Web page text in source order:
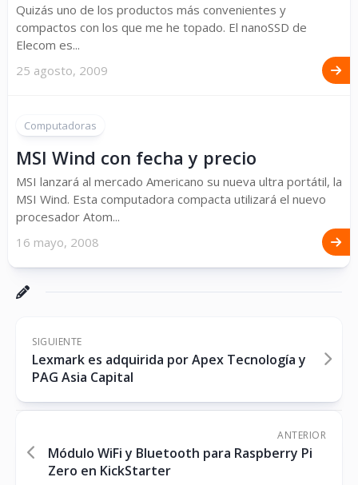
Quizás uno de los productos más convenientes y
compactos con los que me he topado. El nanoSSD de
Elecom es...
25 agosto, 2009
Computadoras
MSI Wind con fecha y precio
MSI lanzará al mercado Americano su nueva ultra portátil, la
MSI Wind. Esta computadora compacta utilizará el nuevo
procesador Atom...
16 mayo, 2008
SIGUIENTE
Lexmark es adquirida por Apex Tecnología y
PAG Asia Capital
ANTERIOR
Módulo WiFi y Bluetooth para Raspberry Pi
Zero en KickStarter